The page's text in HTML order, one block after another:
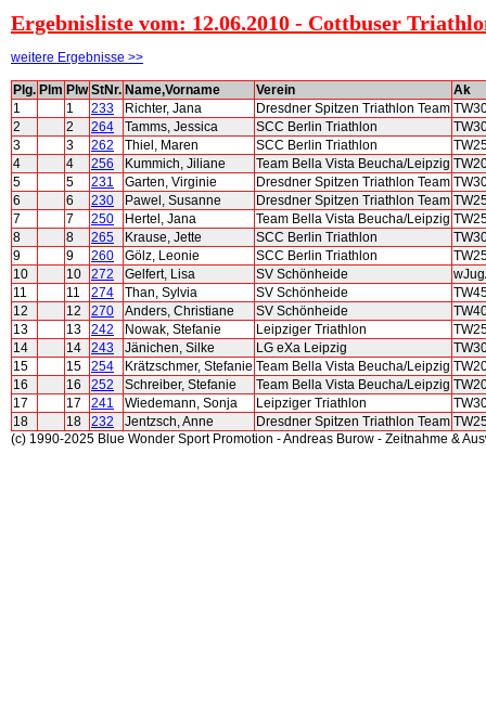
Ergebnisliste vom: 12.06.2010 - Cottbuser
weitere Ergebnisse >>
Plg. Plm Plw StNr. Name,Vorname Verein
Ak
1
1 233 Richter, Jana Dresdner Spitzen Triathlon Team
2
2 264 Tamms, Jessica SCC Berlin Triathlon
3
3 262 Thiel, Maren SCC Berlin Triathlon
4
4 256 Kummich, Jiliane Team Bella Vista Beucha/Leipzig
5
5 231 Garten, Virginie Dresdner Spitzen Triathlon Team
6
6 230 Pawel, Susanne Dresdner Spitzen Triathlon Team
7
7 250 Hertel, Jana Team Bella Vista Beucha/Leipzig
8
8 265 Krause, Jette SCC Berlin Triathlon
9
9 260 Gölz, Leonie SCC Berlin Triathlon
10
10 272 Gelfert, Lisa SV Schönheide
11
11 274 Than, Sylvia SV Schönheide
12
12 270 Anders, Christiane SV Schönheide
13
13 242 Nowak, Stefanie Leipziger Triathlon
14
14 243 Jänichen, Silke LG eXa Leipzig
15
15 254 Krätzschmer, Stefanie Team Bella Vista Beucha/Leipzig
16
16 252 Schreiber, Stefanie Team Bella Vista Beucha/Leipzig
17
17 241 Wiedemann, Sonja Leipziger Triathlon
18
18 232 Jentzsch, Anne Dresdner Spitzen Triathlon Team
(c) 1990-2025 Blue Wonder Sport Promotion - Andreas Burow - Zeitnahme &